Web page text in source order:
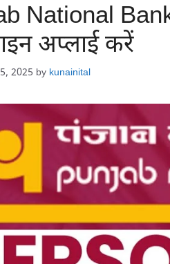
National
अप्लाई करें
2025 by kunainital